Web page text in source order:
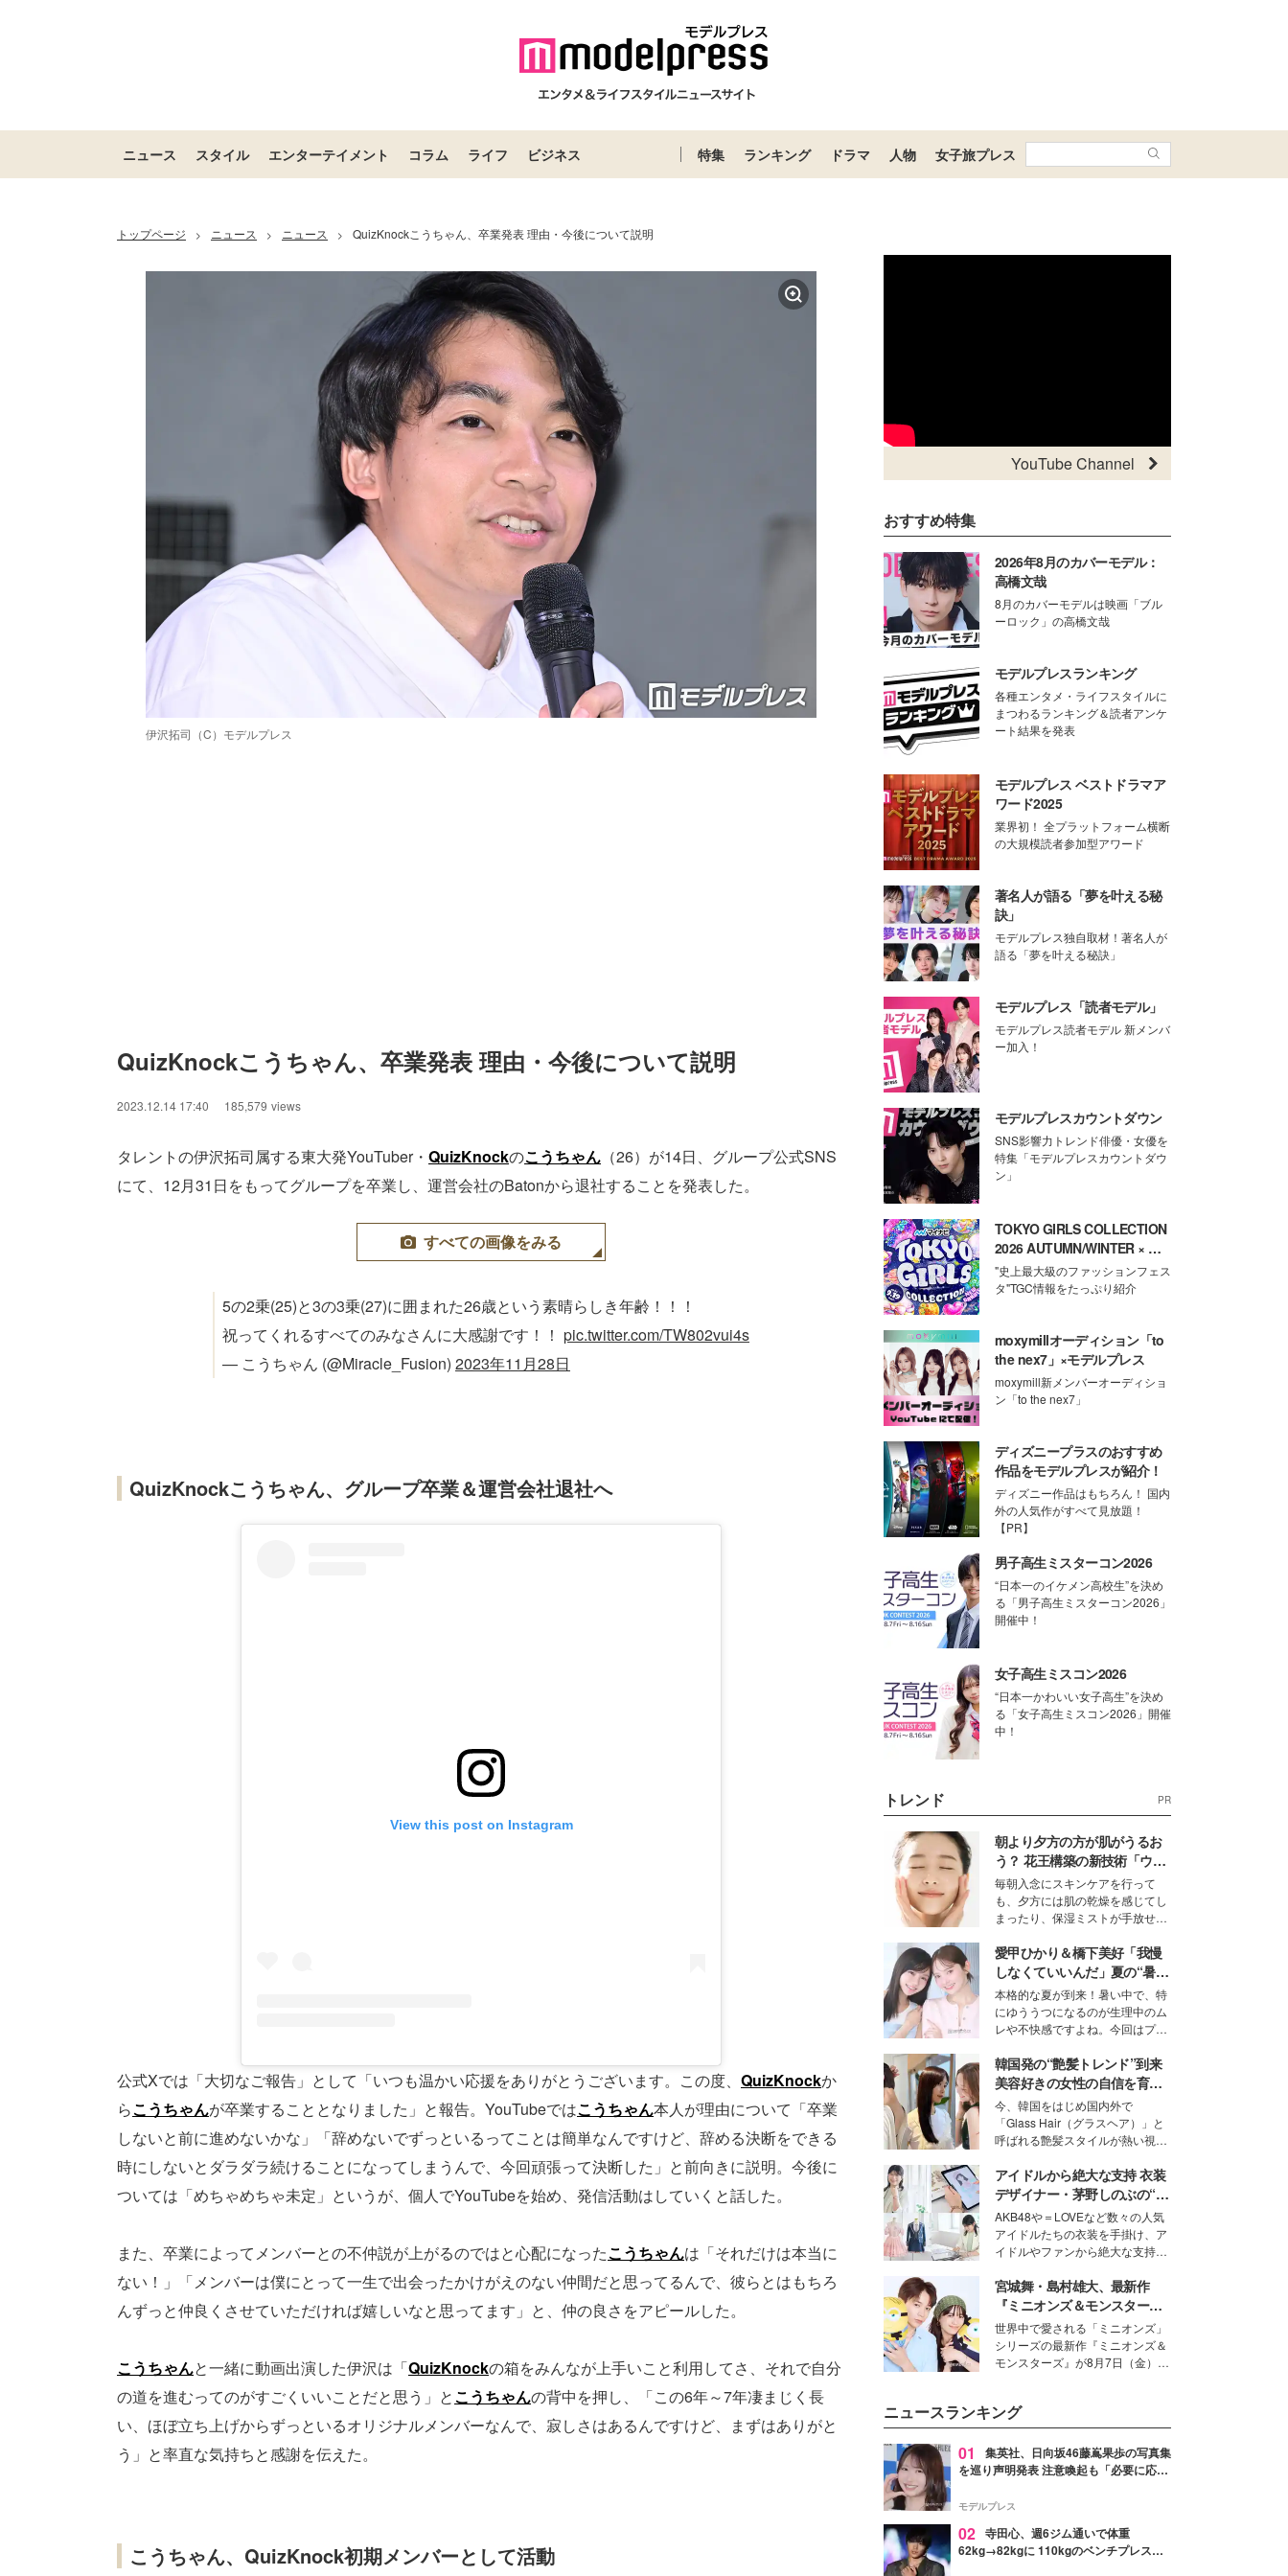
ニュース スタイル エンターテイメント コラム ライフ ビジネス 特集 ランキング ドラマ 人物 女子旅プレス
トップページ > ニュース > ニュース > QuizKnockこうちゃん、卒業発表 理由・今後について説明
伊沢拓司（C）モデルプレス
QuizKnockこうちゃん、卒業発表 理由・今後について説明
2023.12.14 17:40 185,579 views
タレントの伊沢拓司属する東大発YouTuber・ QuizKnockのこうちゃん （26）が14日、グループ公式SNS
にて、12月31日をもってグループを卒業し、運営会社のBatonから退社することを発表した。
すべての画像をみる
5の2乗(25)と3の3乗(27)に囲まれた26歳という素晴らしき年齢！！！
祝ってくれるすべてのみなさんに大感謝です！！ pic.twitter.com/TW802vui4s
— こうちゃん (@Miracle_Fusion) 2023年11月28日
QuizKnockこうちゃん、グループ卒業＆運営会社退社へ
View this post on Instagram
公式Xでは「大切なご報告」として「いつも温かい応援をありがとうございます。この度、 QuizKnockか
らこうちゃんが卒業することとなりました」と報告。YouTubeではこうちゃん本人が理由について「卒業
しないと前に進めないかな」「辞めないでずっといるってことは簡単なんですけど、辞める決断をできる
時にしないとダラダラ続けることになってしまうんで、今回頑張って決断した」と前向きに説明。今後に
ついては「めちゃめちゃ未定」というが、個人でYouTubeを始め、発信活動はしていくと話した。
また、卒業によってメンバーとの不仲説が上がるのではと心配になったこうちゃんは「それだけは本当に
ない！」「メンバーは僕にとって一生で出会ったかけがえのない仲間だと思ってるんで、彼らとはもちろ
んずっと仲良くさせていただければ嬉しいなと思ってます」と、仲の良さをアピールした。
こうちゃんと一緒に動画出演した伊沢は「QuizKnockの箱をみんなが上手いこと利用してさ、それで自分
の道を進むってのがすごくいいことだと思う」とこうちゃんの背中を押し、「この6年～7年凄まじく長
い、ほぼ立ち上げからずっといるオリジナルメンバーなんで、寂しさはあるんですけど、まずはありがと
う」と率直な気持ちと感謝を伝えた。
こうちゃん、QuizKnock初期メンバーとして活動
YouTube Channel
おすすめ特集
2026年8月のカバーモデル：
高橋文哉
8月のカバーモデルは映画「ブル
ーロック」の高橋文哉
モデルプレスランキング
各種エンタメ・ライフスタイルに
まつわるランキング＆読者アンケ
ート結果を発表
モデルプレス ベストドラマア
ワード2025
業界初！ 全プラットフォーム横断
の大規模読者参加型アワード
著名人が語る「夢を叶える秘
訣」
モデルプレス独自取材！著名人が
語る「夢を叶える秘訣」
モデルプレス「読者モデル」
モデルプレス読者モデル 新メンバ
ー加入！
モデルプレスカウントダウン
SNS影響力トレンド俳優・女優を
特集「モデルプレスカウントダウ
ン」
TOKYO GIRLS COLLECTION
2026 AUTUMN/WINTER × モ
デルプレス
"史上最大級のファッションフェス
タ"TGC情報をたっぷり紹介
moxymillオーディション「to
the nex7」×モデルプレス
moxymill新メンバーオーディショ
ン「to the nex7」
ディズニープラスのおすすめ
作品をモデルプレスが紹介！
ディズニー作品はもちろん！ 国内
外の人気作がすべて見放題！
【PR】
男子高生ミスターコン2026
“日本一のイケメン高校生”を決め
る「男子高生ミスターコン2026」
開催中！
女子高生ミスコン2026
“日本一かわいい女子高生”を決め
る「女子高生ミスコン2026」開催
中！
トレンド PR
朝より夕方の方が肌がうるお
う？ 花王構築の新技術「ウォ
ーターキャプチャリングスキ
ン（捕水肌）」がスキンケア
の常識を変える予感
毎朝入念にスキンケアを行って
も、夕方には肌の乾燥を感じてし
まったり、保湿ミストが手放せな
な美容の常識を大きく変える可能
性を秘めた、革新的な「Water
Capturing Skin（ウォーターキャ
プチャリングスキン：捕水肌）」
技術を、花王が構築した。
愛甲ひかり＆橋下美好「我慢
しなくていいんだ」夏の“暑さ
対策”の新しい選択肢とは？
本格的な夏が到来！暑い中で、特
にゆううつになるのが生理中のム
レや不快感ですよね。今回はプラ
モデル・愛甲ひかりさんと橋下美
好さんを迎えて本音で女子会トー
ク。猛暑のお出かけを快適に過ご
すヒントや、2人が感動した夏の
生理の新常識にも迫りました。
韓国発の“艶髪トレンド”到来
美容好きの女性の自信を育む
「ヘアケア事情」って？
今、韓国をはじめ国内外で
「Glass Hair（グラスヘア）」と
呼ばれる艶髪スタイルが熱い視線
ションの完成度を高めるベースと
して、“髪そのものの美しさ”に改
めて注目する人が増えている様
子。今回は、そんな憧れの艶やか
な髪を日常で叶える、美容好きの
女性たちのヘアケア事情を紹介し
ます。
アイドルから絶大な支持 衣装
デザイナー・茅野しのぶの“可
愛い”を作る美学＜「シチズン
クロスシー」インタビュー＞
AKB48や＝LOVEなど数々の人気
アイドルたちの衣装を手掛け、ア
イドルやファンから絶大な支持を
取締役兼クリエイティブディレク
ター・茅野しのぶ。一人ひとりの
個性に寄り添い、魅力を引き出す
衣装作りは、多くの女性たちに勇
気と自信を与え続けている。
宮城舞・島村雄大、最新作
『ミニオンズ＆モンスター
ズ』の魅力熱弁 ハチャメチャ
だけじゃない“友情と絆”に感
動
世界中で愛される「ミニオンズ」
シリーズの最新作『ミニオンズ＆
モンスターズ』が8月7日（金）に
デルの宮城舞と島村雄大の特別対
談をお届け！それぞれの視点か
ら、今作ならではの魅力や予想外
の感動をもたらす奥深いストーリ
た。
ニュースランキング
01
集英社、日向坂46藤嶌果歩の写真集
を巡り声明発表 注意喚起も「必要に応じ
モデルプレス
02 寺田心、週6ジム通いで体重
62kg→82kgに 110kgのベンチプレス持